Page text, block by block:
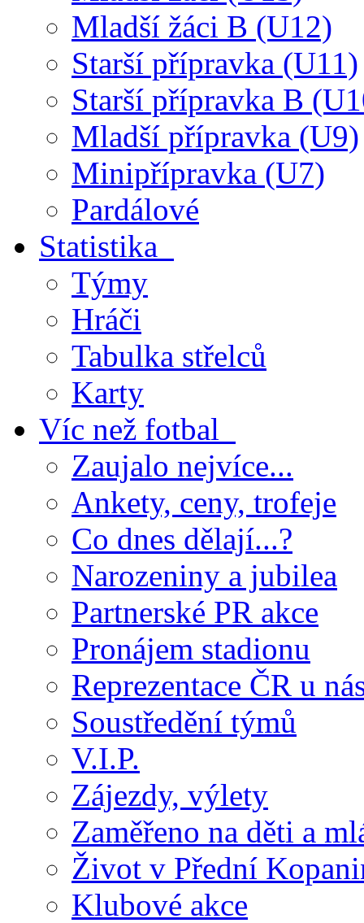
Mladší žáci B (U12)
Starší přípravka (U11)
Starší přípravka B
Mladší přípravka (U9)
Minipřípravka (U7)
Pardálové
Statistika
Týmy
Hráči
Tabulka střelců
Karty
Víc než fotbal
Zaujalo nejvíce...
Ankety, ceny, trofeje
Co dnes dělají...?
Narozeniny a jubilea
Partnerské PR akce
Pronájem stadionu
Reprezentace ČR u
Soustředění týmů
V.I.P.
Zájezdy, výlety
Zaměřeno na děti a
Život v Přední
Klubové akce